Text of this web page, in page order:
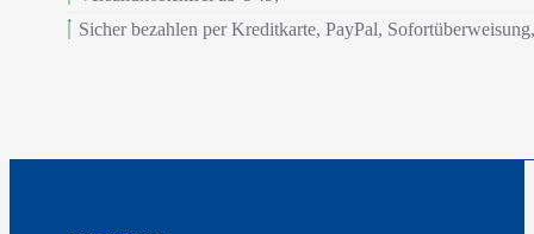
Sicher bezahlen per Kreditkarte, PayPal,